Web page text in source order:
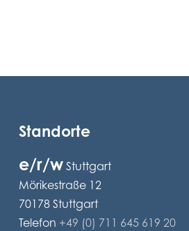
Standorte
e/r/w Stuttgart
Mörikestraße 12
70178 Stuttgart
Telefon +49 (0) 711 645 619 20